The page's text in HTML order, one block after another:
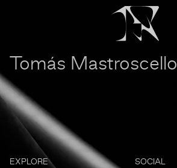
Tomás Mastroscello
EXPLORE
SOCIAL